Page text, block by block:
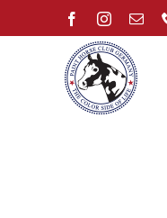
Inhalt
FacebookInstagram
E-